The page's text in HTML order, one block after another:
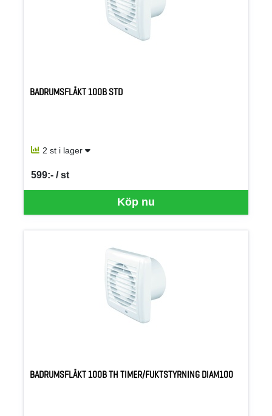
BADRUMSFLÄKT 100B STD
2 st i lager
Köp nu
599:- / st
SEK per ST
BADRUMSFLÄKT 100B TH TIMER/FUKTSTYRNING DIAM100